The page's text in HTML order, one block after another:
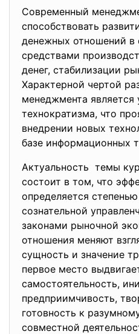
Современный
способствовать
денежных отношений в
средствами
денег, стабилизации
Характерной чертой
менеджмента является
технократизма, что
внедрении новых
базе информационных
Актуальность темы
состоит в том, что
определяется
сознательной
законами рыночной
отношения меняют
сущность и значение
первое место
самостоятельность,
предприимчивость,
готовность к
совместной